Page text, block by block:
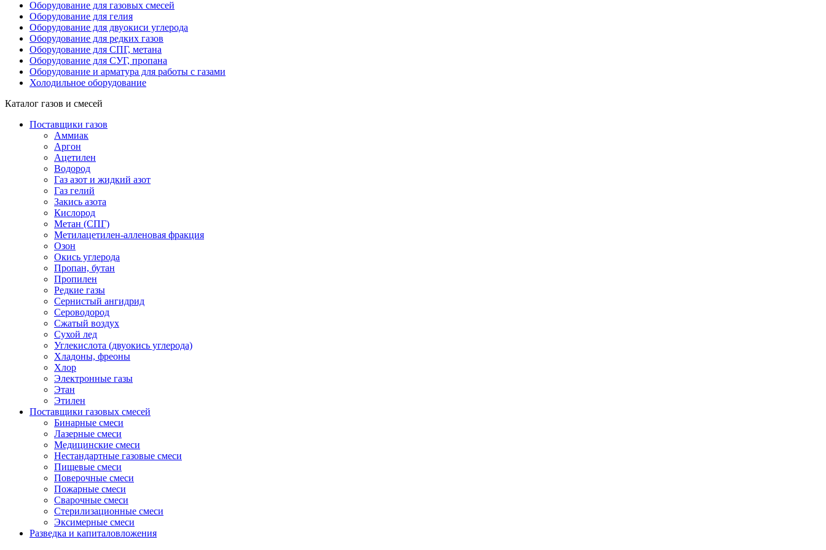
Оборудование для газовых смесей
Оборудование для гелия
Оборудование для двуокиси углерода
Оборудование для редких газов
Оборудование для СПГ, метана
Оборудование для СУГ, пропана
Оборудование и арматура для работы с газами
Холодильное оборудование
Каталог газов и смесей
Поставщики газов
Аммиак
Аргон
Ацетилен
Водород
Газ азот и жидкий азот
Газ гелий
Закись азота
Кислород
Метан (СПГ)
Метилацетилен-алленовая фракция
Озон
Окись углерода
Пропан, бутан
Пропилен
Редкие газы
Сернистый ангидрид
Сероводород
Сжатый воздух
Сухой лед
Углекислота (двуокись углерода)
Хладоны, фреоны
Хлор
Электронные газы
Этан
Этилен
Поставщики газовых смесей
Бинарные смеси
Лазерные смеси
Медицинские смеси
Нестандартные газовые смеси
Пищевые смеси
Поверочные смеси
Пожарные смеси
Сварочные смеси
Стерилизационные смеси
Эксимерные смеси
Разведка и капиталовложения